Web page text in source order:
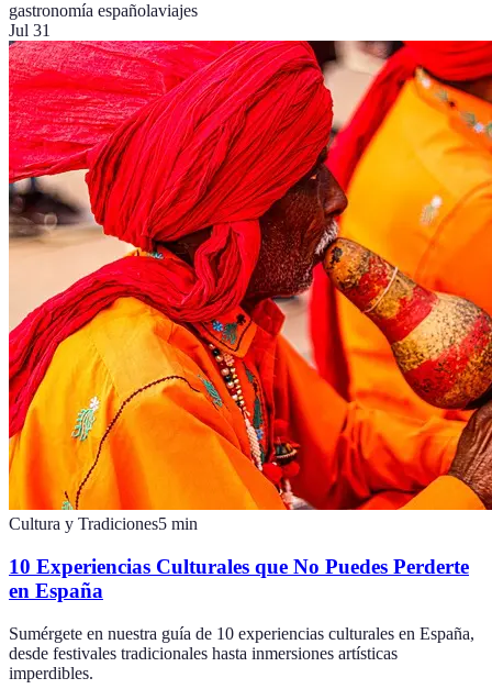
gastronomía españolaviajes
Jul 31
Cultura y Tradiciones5 min
10 Experiencias Culturales que No Puedes Perderte
en España
Sumérgete en nuestra guía de 10 experiencias culturales en España,
desde festivales tradicionales hasta inmersiones artísticas
imperdibles.